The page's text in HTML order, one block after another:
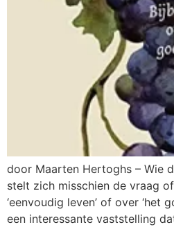
door Maarten Hertoghs – Wie
stelt zich misschien de vraag
‘eenvoudig leven’ of over ‘het
een interessante vaststelling